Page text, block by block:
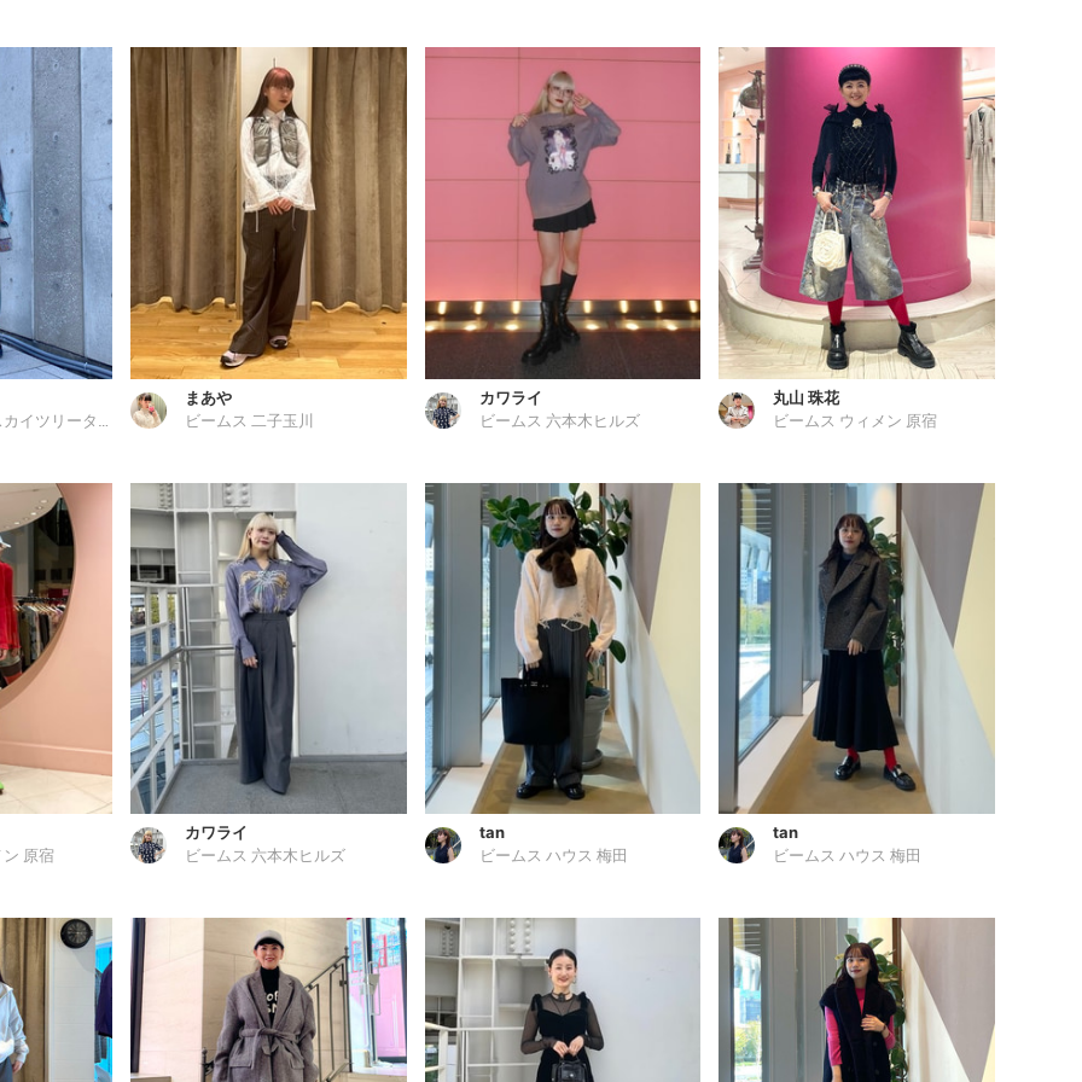
まあや
ビームス 二子玉川
カワライ
ビームス 六本木ヒルズ
丸山 珠花
ビームス ウィメン 原宿
原宿
カワライ
ビームス 六本木ヒルズ
tan
ビームス ハウス 梅田
tan
ビームス ハウス 梅田